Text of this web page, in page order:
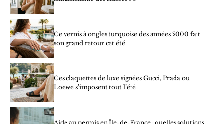
Ce vernis à ongles turquoise des années 2000 fait
son grand retour cet été
Ces claquettes de luxe signées Gucci, Prada ou
Loewe s’imposent tout l’été
Aide au permis en Île-de-France : quelles solutions